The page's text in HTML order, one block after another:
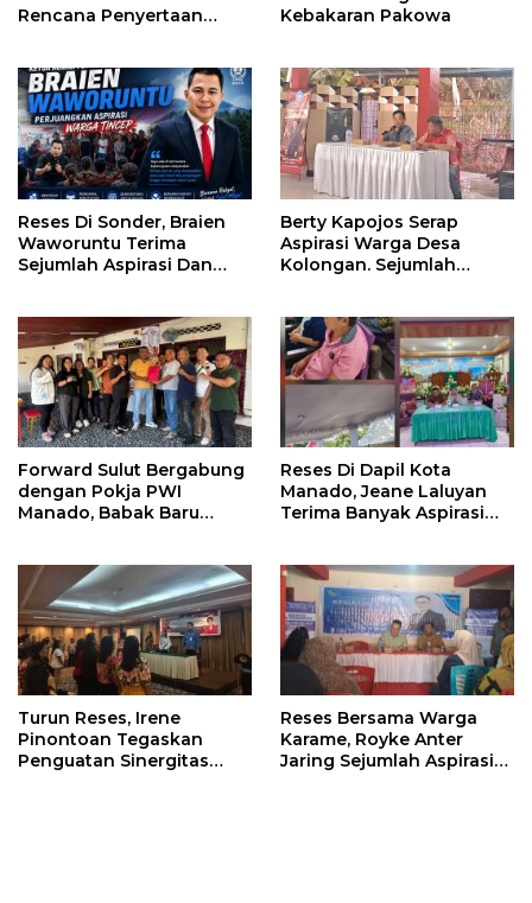
Rencana Penyertaan
Kebakaran Pakowa
Reses Di Sonder, Braien
Waworuntu Terima
Sejumlah Aspirasi Dan
Berty Kapojos Serap
Aspirasi Warga Desa
Kolongan. Sejumlah
Forward Sulut Bergabung
dengan Pokja PWI
Manado, Babak Baru
Reses Di Dapil Kota
Manado, Jeane Laluyan
Terima Banyak Aspirasi
Turun Reses, Irene
Pinontoan Tegaskan
Penguatan Sinergitas
Reses Bersama Warga
Karame, Royke Anter
Jaring Sejumlah Aspirasi